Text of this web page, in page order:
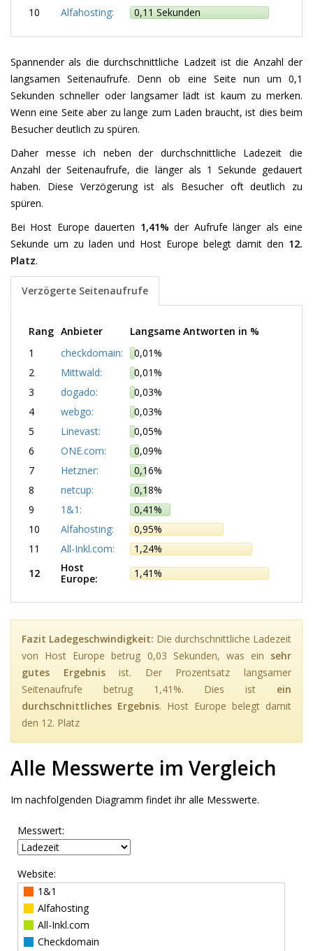
10
Alfahosting: 0,11 Sekunden
Spannender als die durchschnittliche Ladzeit ist die Anzahl der
langsamen Seitenaufrufe. Denn ob eine Seite nun um 0,1
Sekunden schneller oder langsamer lädt ist kaum zu merken.
Wenn eine Seite aber zu lange zum Laden braucht, ist dies beim
Besucher deutlich zu spüren.
Daher messe ich neben der durchschnittliche Ladezeit die
Anzahl der Seitenaufrufe, die länger als 1 Sekunde gedauert
haben. Diese Verzögerung ist als Besucher oft deutlich zu
spüren.
Bei Host Europe dauerten 1,41% der Aufrufe länger als eine
Sekunde um zu laden und Host Europe belegt damit den 12.
Platz.
Verzögerte Seitenaufrufe
Rang Anbieter
Langsame Antworten in %
1
checkdomain:
0,01%
2
Mittwald:
0,01%
3
dogado:
0,03%
4
webgo:
0,03%
5
Linevast:
0,05%
6
ONE.com:
0,09%
7
Hetzner:
0,16%
8
netcup:
0,18%
9
1&1:
0,41%
10
Alfahosting:
0,95%
11
All-Inkl.com:
1,24%
12
Host
Europe:
1,41%
Fazit Ladegeschwindigkeit: Die durchschnittliche Ladezeit
von Host Europe betrug 0,03 Sekunden, was ein sehr
gutes Ergebnisist. Der Prozentsatz langsamer
Seitenaufrufe betrug 1,41%. Dies ist ein
durchschnittliches Ergebnis. Host Europe belegt damit
den 12. Platz
Alle Messwerte im Vergleich
Im nachfolgenden Diagramm findet ihr alle Messwerte.
Messwert:
Website:
1&1
Alfahosting
All-Inkl.com
Checkdomain